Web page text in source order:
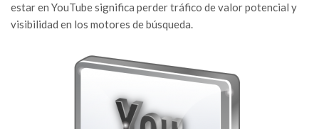
estar en YouTube significa perder tráfico de valor potencial y
visibilidad en los motores de búsqueda.